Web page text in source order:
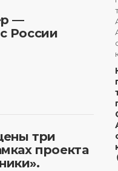
—
России
три
проекта